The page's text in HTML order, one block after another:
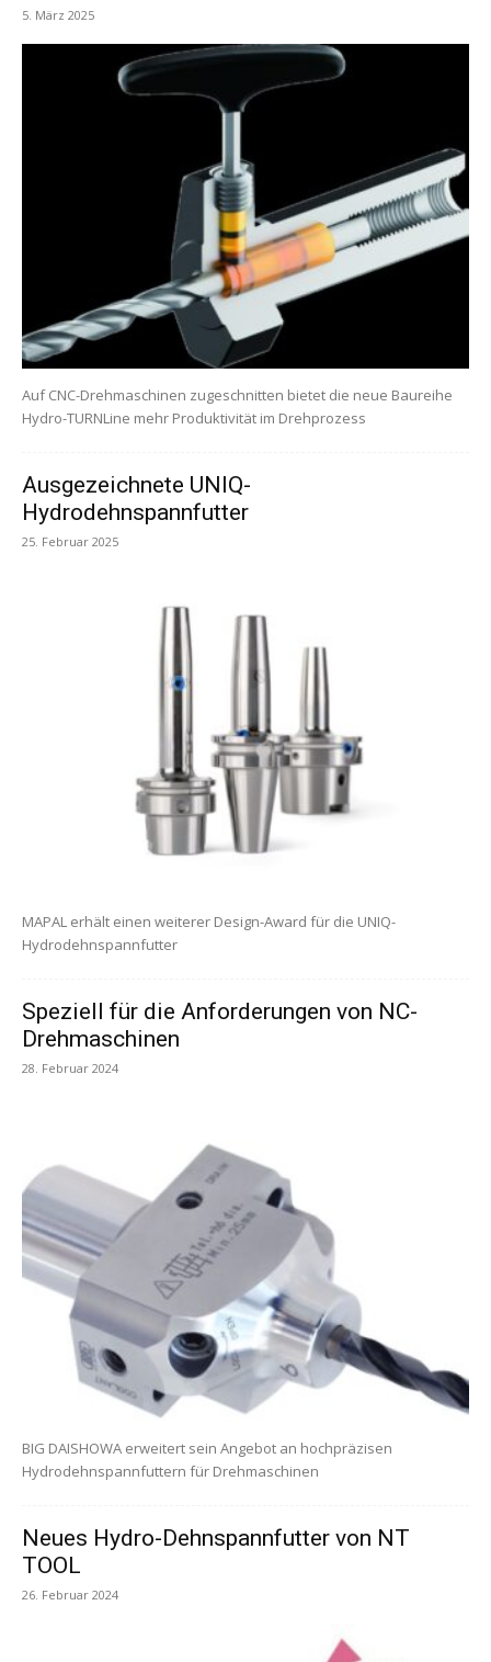
5. März 2025
Auf CNC-Drehmaschinen zugeschnitten bietet die neue Baureihe
Hydro-TURNLine mehr Produktivität im Drehprozess
Ausgezeichnete UNIQ-
Hydrodehnspannfutter
25. Februar 2025
MAPAL erhält einen weiterer Design-Award für die UNIQ-
Hydrodehnspannfutter
Speziell für die Anforderungen von NC-
Drehmaschinen
28. Februar 2024
BIG DAISHOWA erweitert sein Angebot an hochpräzisen
Hydrodehnspannfuttern für Drehmaschinen
Neues Hydro-Dehnspannfutter von NT
TOOL
26. Februar 2024